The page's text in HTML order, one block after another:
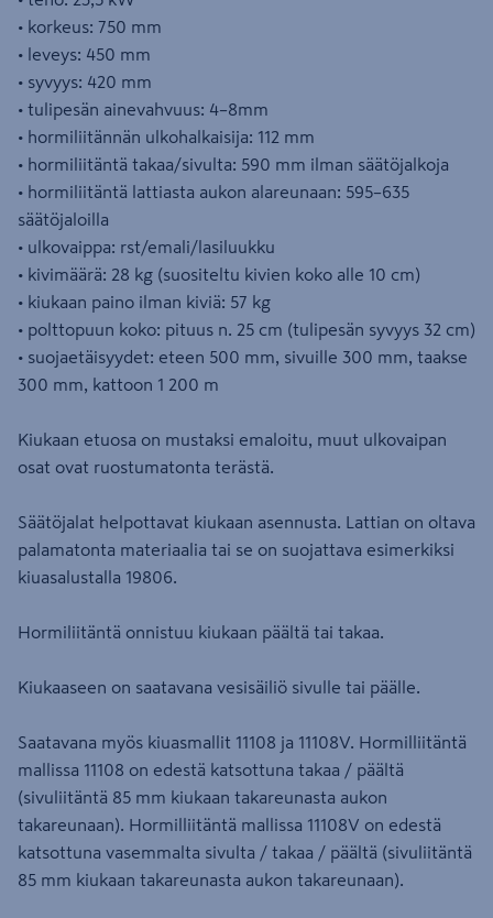
• korkeus: 750 mm
• leveys: 450 mm
• syvyys: 420 mm
• tulipesän ainevahvuus: 4–8mm
• hormiliitännän ulkohalkaisija: 112 mm
• hormiliitäntä takaa/sivulta: 590 mm ilman säätöjalkoja
• hormiliitäntä lattiasta aukon alareunaan: 595–635
säätöjaloilla
• ulkovaippa: rst/emali/lasiluukku
• kivimäärä: 28 kg (suositeltu kivien koko alle 10 cm)
• kiukaan paino ilman kiviä: 57 kg
• polttopuun koko: pituus n. 25 cm (tulipesän syvyys 32 cm)
• suojaetäisyydet: eteen 500 mm, sivuille 300 mm, taakse
300 mm, kattoon 1 200 m
Kiukaan etuosa on mustaksi emaloitu, muut ulkovaipan
osat ovat ruostumatonta terästä.
Säätöjalat helpottavat kiukaan asennusta. Lattian on oltava
palamatonta materiaalia tai se on suojattava esimerkiksi
kiuasalustalla 19806.
Hormiliitäntä onnistuu kiukaan päältä tai takaa.
Kiukaaseen on saatavana vesisäiliö sivulle tai päälle.
Saatavana myös kiuasmallit 11108 ja 11108V. Hormilliitäntä
mallissa 11108 on edestä katsottuna takaa / päältä
(sivuliitäntä 85 mm kiukaan takareunasta aukon
takareunaan). Hormilliitäntä mallissa 11108V on edestä
katsottuna vasemmalta sivulta / takaa / päältä (sivuliitäntä
85 mm kiukaan takareunasta aukon takareunaan).